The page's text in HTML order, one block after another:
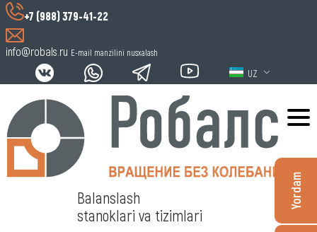
+7 (988) 379-41-22
info@robals.ru E-mail manzilini nusxalash
UZ
Balanslash
stanoklari va tizimlari
Yordam